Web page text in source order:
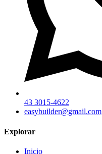
43 3015-4622
easybuilder@gmail.com
Explorar
Inicio